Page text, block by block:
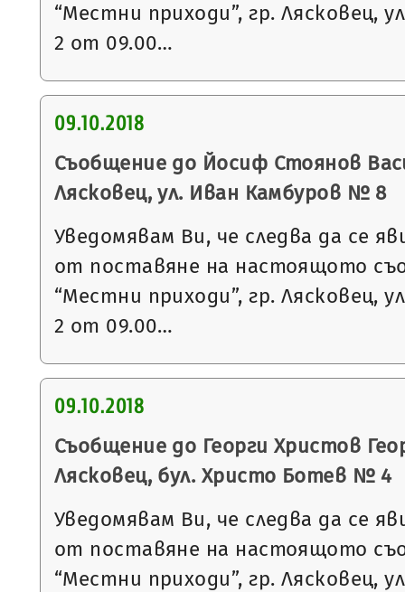
“Местни приходи”, гр. Лясковец,
2 от 09.00…
09.10.2018
Съобщение до Йосиф Стоянов
Лясковец, ул. Иван Камбуров № 8
Уведомявам Ви, че следва да се
от поставяне на настоящото
“Местни приходи”, гр. Лясковец,
2 от 09.00…
09.10.2018
Съобщение до Георги Христов
Лясковец, бул. Христо Ботев № 4
Уведомявам Ви, че следва да се
от поставяне на настоящото
“Местни приходи”, гр. Лясковец,